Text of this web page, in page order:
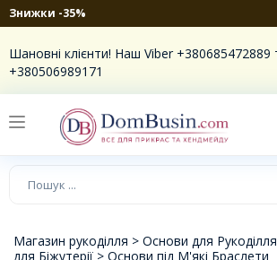
Знижки -35%
Шановні клієнти! Наш Viber +380685472889
+380506989171
Магазин рукоділля > Основи для
для Біжутерії > Основи під М'які Браслети